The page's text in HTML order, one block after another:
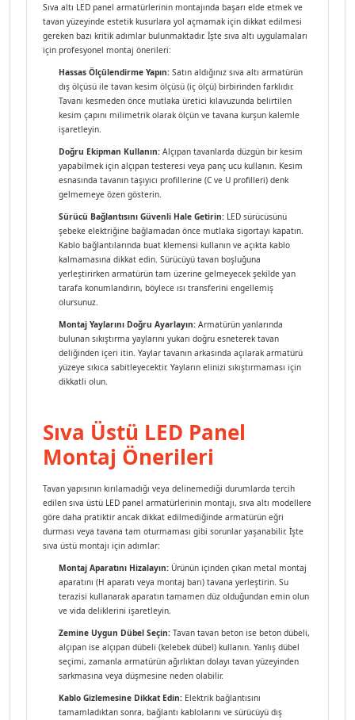
Sıva altı LED panel armatürlerinin montajında başarı elde etmek ve
tavan yüzeyinde estetik kusurlara yol açmamak için dikkat edilmesi
gereken bazı kritik adımlar bulunmaktadır. İşte sıva altı uygulamaları
için profesyonel montaj önerileri:
Hassas Ölçülendirme Yapın: Satın aldığınız sıva altı armatürün
dış ölçüsü ile tavan kesim ölçüsü (iç ölçü) birbirinden farklıdır.
Tavanı kesmeden önce mutlaka üretici kılavuzunda belirtilen
kesim çapını milimetrik olarak ölçün ve tavana kurşun kalemle
işaretleyin.
Doğru Ekipman Kullanın: Alçıpan tavanlarda düzgün bir kesim
yapabilmek için alçıpan testeresi veya panç ucu kullanın. Kesim
esnasında tavanın taşıyıcı profillerine (C ve U profilleri) denk
gelmemeye özen gösterin.
Sürücü Bağlantısını Güvenli Hale Getirin: LED sürücüsünü
şebeke elektriğine bağlamadan önce mutlaka sigortayı kapatın.
Kablo bağlantılarında buat klemensi kullanın ve açıkta kablo
kalmamasına dikkat edin. Sürücüyü tavan boşluğuna
yerleştirirken armatürün tam üzerine gelmeyecek şekilde yan
tarafa konumlandırın, böylece ısı transferini engellemiş
olursunuz.
Montaj Yaylarını Doğru Ayarlayın: Armatürün yanlarında
bulunan sıkıştırma yaylarını yukarı doğru esneterek tavan
deliğinden içeri itin. Yaylar tavanın arkasında açılarak armatürü
yüzeye sıkıca sabitleyecektir. Yayların elinizi sıkıştırmaması için
dikkatli olun.
Sıva Üstü LED Panel
Montaj Önerileri
Tavan yapısının kırılamadığı veya delinemediği durumlarda tercih
edilen sıva üstü LED panel armatürlerinin montajı, sıva altı modellere
göre daha pratiktir ancak dikkat edilmediğinde armatürün eğri
durması veya tavana tam oturmaması gibi sorunlar yaşanabilir. İşte
sıva üstü montajı için adımlar:
Montaj Aparatını Hizalayın: Ürünün içinden çıkan metal montaj
aparatını (H aparatı veya montaj barı) tavana yerleştirin. Su
terazisi kullanarak aparatın tamamen düz olduğundan emin olun
ve vida deliklerini işaretleyin.
Zemine Uygun Dübel Seçin: Tavan tavan beton ise beton dübeli,
alçıpan ise alçıpan dübeli (kelebek dübel) kullanın. Yanlış dübel
seçimi, zamanla armatürün ağırlıktan dolayı tavan yüzeyinden
sarkmasına veya düşmesine neden olabilir.
Kablo Gizlemesine Dikkat Edin: Elektrik bağlantısını
tamamladıktan sonra, bağlantı kablolarını ve sürücüyü dış